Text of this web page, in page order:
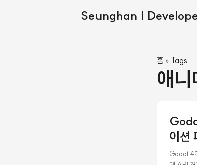
Seunghan |
홈 » Tags
애
이션
Godot 4